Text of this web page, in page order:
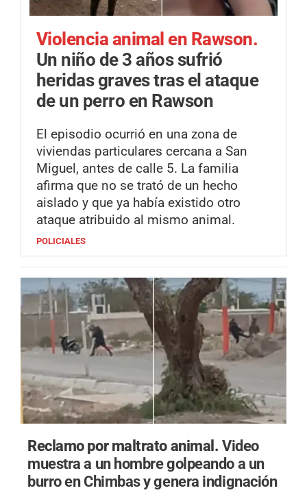
Violencia animal en Rawson.
Un niño de 3 años sufrió
heridas graves tras el ataque
de un perro en Rawson
El episodio ocurrió en una zona de
viviendas particulares cercana a San
Miguel, antes de calle 5. La familia
afirma que no se trató de un hecho
aislado y que ya había existido otro
ataque atribuido al mismo animal.
POLICIALES
Reclamo por maltrato animal.Video
muestra a un hombre golpeando a un
burro en Chimbas y genera indignación